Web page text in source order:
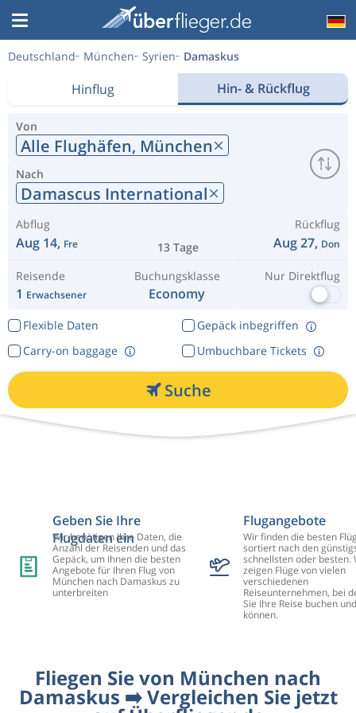
Deutschland München Syrien Damaskus
Hinflug Hin- & Rückflug
Von
Alle Flughäfen, München
Nach
Damascus International
Abflug
Aug 14, Fre 13 Tage
Rückflug
Aug 27, Don
Reisende
1 Erwachsener
Buchungsklasse
Economy
Nur Direktflug
Flexible Daten
Gepäck inbegriffen
Umbuchbare Tickets
Carry-on baggage
Suche
Geben Sie Ihre
Flugdaten ein
Wir benötigen Ihre Daten, die
Anzahl der Reisenden und das
Gepäck, um Ihnen die besten
Angebote für Ihren Flug von
München nach Damaskus zu
unterbreiten
Flugangebote
Wir finden die besten
sortiert nach den
schnellsten oder besten.
zeigen Flüge von vielen
verschiedenen
Reiseunternehmen, bei
Sie Ihre Reise buchen
können.
Fliegen Sie von München nach
Damaskus ➡️ Vergleichen Sie jetzt